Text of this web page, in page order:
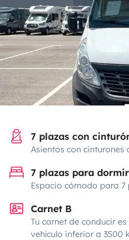
7 plazas con
Asientos con cinturones
7 plazas para dormir
Espacio cómodo para 7
Carnet B
Tu carnet de conducir
vehículo inferior a 3500